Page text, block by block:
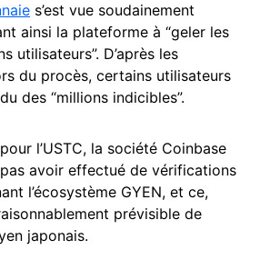
s’est vue soudainement
ainsi la plateforme à “geler les
utilisateurs”. D’après les
du procès, certains utilisateurs
des “millions indicibles”.
l’USTC, la société Coinbase
avoir effectué de vérifications
l’écosystème GYEN, et ce,
prévisible de
japonais.